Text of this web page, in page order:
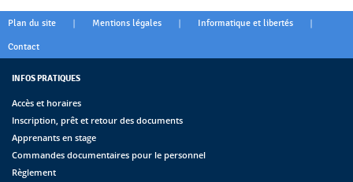
Plan du site | Mentions légales | Informatique et libertés |
Contact
INFOS PRATIQUES
Accès et horaires
Inscription, prêt et retour des documents
Apprenants en stage
Commandes documentaires pour le personnel
Règlement